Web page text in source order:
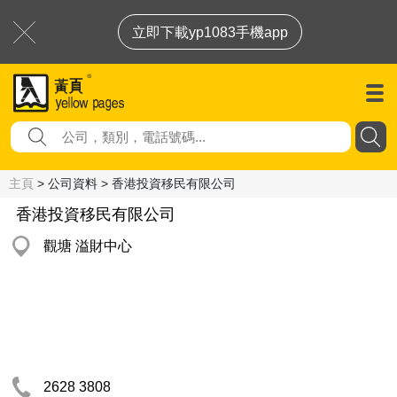
立即下載yp1083手機app
主頁 > 公司資料 > 香港投資移民有限公司
香港投資移民有限公司
觀塘 溢財中心
2628 3808